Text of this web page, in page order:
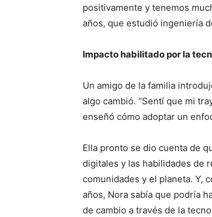
positivamente y tenemos
años, que estudió ingeniería
Impacto habilitado por la
Un amigo de la familia
algo cambió. “Sentí que mi
enseñó cómo adoptar un
Ella pronto se dio cuenta de
digitales y las habilidades de
comunidades y el planeta. Y,
años, Nora sabía que podría
de cambio a través de la